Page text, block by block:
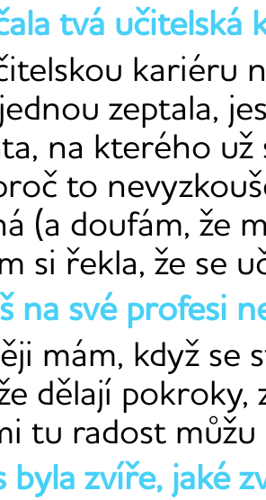
tvá učitelská
kariéru
zeptala,
na kterého už
to
(a doufám, že
si řekla, že se
na své profesi
mám, když se
dělají
tu radost můžu
byla zvíře, jaké